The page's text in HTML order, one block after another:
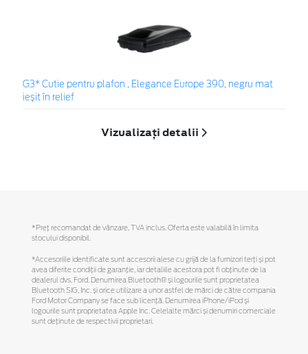
G3* Cutie pentru plafon , Elegance Europe 390, negru mat
ieșit în relief
Vizualizați detalii
*Preţ recomandat de vânzare, TVA inclus. Oferta este valabilă în limita
stocului disponibil.
*Accesoriile identificate sunt accesorii alese cu grijă de la furnizori terți și pot
avea diferite condiții de garanție, iar detaliile acestora pot fi obținute de la
dealerul dvs. Ford. Denumirea Bluetooth® și logourile sunt proprietatea
Bluetooth SIG, Inc. și orice utilizare a unor astfel de mărci de către compania
Ford Motor Company se face sub licență. Denumirea iPhone/iPod și
logourile sunt proprietatea Apple Inc. Celelalte mărci și denumiri comerciale
sunt deținute de respectivii proprietari.